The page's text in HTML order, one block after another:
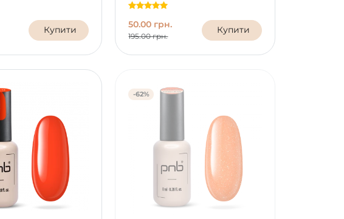
Купити 50.00 грн.
195.00 грн.
Купити
-62%